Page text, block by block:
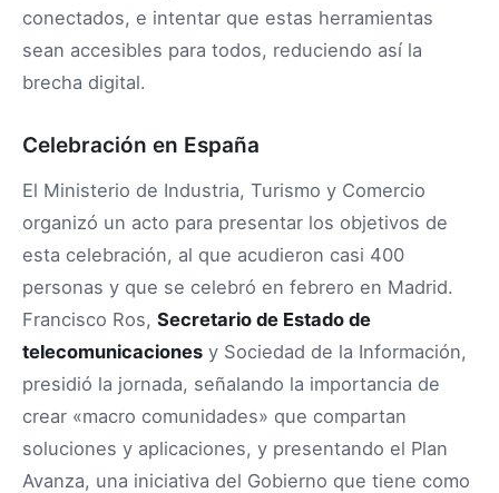
conectados, e intentar que estas herramientas
sean accesibles para todos, reduciendo así la
brecha digital.
Celebración en España
El Ministerio de Industria, Turismo y Comercio
organizó un acto para presentar los objetivos de
esta celebración, al que acudieron casi 400
personas y que se celebró en febrero en Madrid.
Francisco Ros, Secretario de Estado de
telecomunicaciones y Sociedad de la Información,
presidió la jornada, señalando la importancia de
crear «macro comunidades» que compartan
soluciones y aplicaciones, y presentando el Plan
Avanza, una iniciativa del Gobierno que tiene como